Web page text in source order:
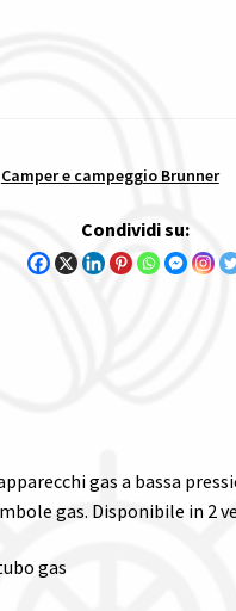
Camper e campeggio Brunner
Condividi su:
gas a bassa
gas. Disponibile in 2
gas